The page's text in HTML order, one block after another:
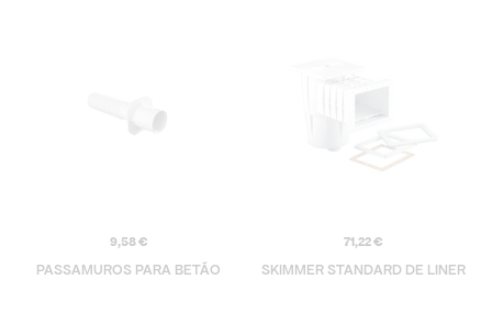
9,58€
PASSAMUROS PARA BETÃO
71,22€
SKIMMER STANDARD DE LINER